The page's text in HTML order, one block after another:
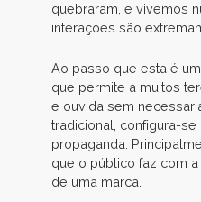
quebraram, e vivemos
interações são
Ao passo que esta é
que permite a muitos
e ouvida sem
tradicional, configura-
propaganda.
que o público faz com
de uma marca.